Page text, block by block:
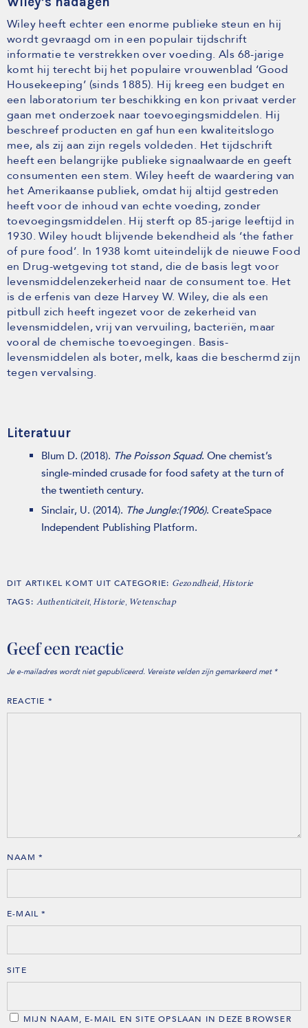
Wiley heeft echter een enorme publieke steun en hij
wordt gevraagd om in een populair tijdschrift
informatie te verstrekken over voeding. Als 68-jarige
komt hij terecht bij het populaire vrouwenblad ‘Good
Housekeeping’ (sinds 1885). Hij kreeg een budget en
een laboratorium ter beschikking en kon privaat verder
gaan met onderzoek naar toevoegingsmiddelen. Hij
beschreef producten en gaf hun een kwaliteitslogo
mee, als zij aan zijn regels voldeden. Het tijdschrift
heeft een belangrijke publieke signaalwaarde en geeft
consumenten een stem. Wiley heeft de waardering van
het Amerikaanse publiek, omdat hij altijd gestreden
heeft voor de inhoud van echte voeding, zonder
toevoegingsmiddelen. Hij sterft op 85-jarige leeftijd in
1930. Wiley houdt blijvende bekendheid als ‘the father
of pure food’. In 1938 komt uiteindelijk de nieuwe Food
en Drug-wetgeving tot stand, die de basis legt voor
levensmiddelenzekerheid naar de consument toe. Het
is de erfenis van deze Harvey W. Wiley, die als een
pitbull zich heeft ingezet voor de zekerheid van
levensmiddelen, vrij van vervuiling, bacteriën, maar
vooral de chemische toevoegingen. Basis-
levensmiddelen als boter, melk, kaas die beschermd zijn
tegen vervalsing.
Literatuur
Blum D. (2018). The Poisson Squad. One chemist’s
single-minded crusade for food safety at the turn of
the twentieth century.
Sinclair, U. (2014). The Jungle:(1906). CreateSpace
Independent Publishing Platform.
DIT ARTIKEL KOMT UIT CATEGORIE: Gezondheid, Historie
TAGS:Authenticiteit,Historie, Wetenschap
Geef een reactie
Je e-mailadres wordt niet gepubliceerd. Vereiste velden zijn gemarkeerd met *
REACTIE *
NAAM *
E-MAIL*
SITE
MIJN NAAM, E-MAIL EN SITE OPSLAAN IN DEZE BROWSER